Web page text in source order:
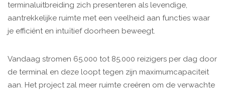
terminaluitbreiding zich presenteren als levendige,
aantrekkelijke ruimte met een veelheid aan functies waar
je efficiënt en intuïtief doorheen beweegt.
Vandaag stromen 65.000 tot 85.000 reizigers per dag door
de terminal en deze loopt tegen zijn maximumcapaciteit
aan. Het project zal meer ruimte creëren om de verwachte